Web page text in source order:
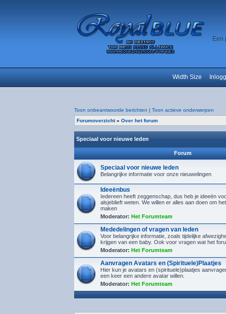
Een
Width Size
Toon onbeantwoorde berichten | Toon actieve onderwerpen
Forumoverzicht» Over het forum
Speciaal voor nieuwe leden
Forum
Speciaal voor nieuwe leden
Belangrijke informatie voor onze nieuwelingen
Ideeënbus
Iedereen heeft zeggenschap, dus heb je ideeën
alsjeblieft weten. We willen er alles aan doen om
maken
Moderator: Het Forumteam
Mededelingen of vragen van leden
Voor belangrijke informatie, zoals tijdelijke
krijgen van een baby. Ook voor vragen wat het
Moderator: Het Forumteam
Aanvragen Avatars en (Spirituele)Plaatjes
Hier kun je avatars en (spirituele)plaatjes
een keer een andere avatar willen.
Moderator: Het Forumteam